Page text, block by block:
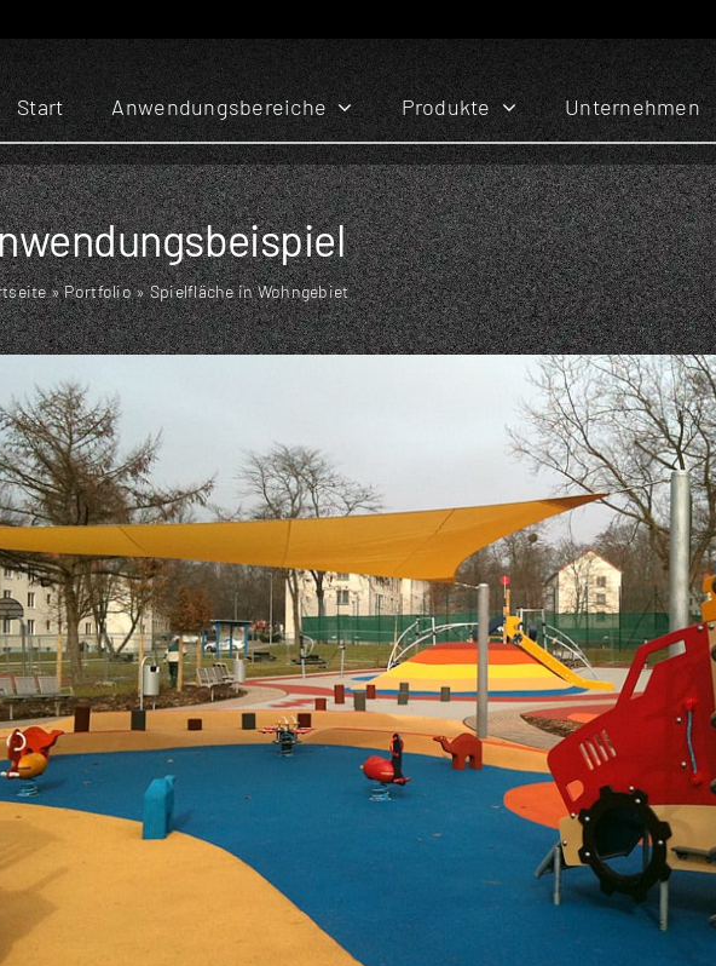
Start Anwendungsbereiche Produkte Unternehmen
»Portfolio»Spielfläche in Wohngebiet